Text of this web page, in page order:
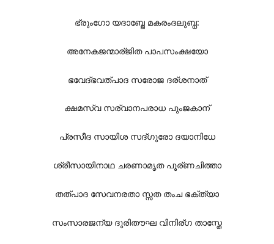
ഭ്രുംഗോ യദാബ്ജേ മകരംദലുബ്ധ:
അനേകജന്മാര്ജിത പാപസംക്ഷയോ
ഭവേദ്ഭവത്പാദ സരോജ ദര്ശനാത്
ക്ഷമസ്വ സര്വാനപരാധ പുംജകാന്
പ്രസീദ സായിശ സദ്ഗുരോ ദയാനിധേ
ശ്രീസായിനാഥ ചരണാമൃത പൂര്ണചിത്താ
തത്പാദ സേവനരതാ സ്സത തംച ഭക്ത്യാ
സംസാരജന്യ ദുരിതൗഘ വിനിര്ഗ താസ്തേ